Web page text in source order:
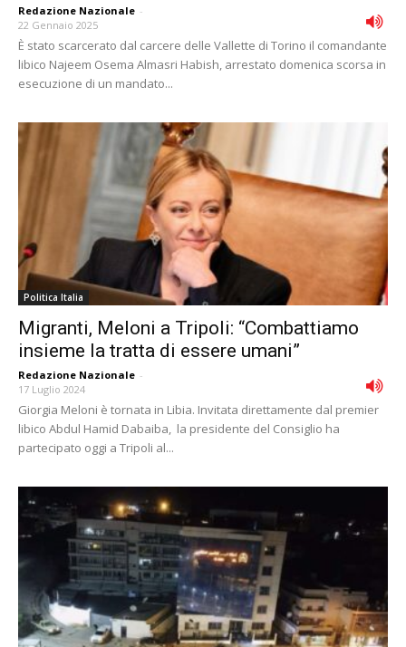
Redazione Nazionale -
22 Gennaio 2025
È stato scarcerato dal carcere delle Vallette di Torino il comandante
libico Najeem Osema Almasri Habish, arrestato domenica scorsa in
esecuzione di un mandato...
Politica Italia
Migranti, Meloni a Tripoli: “Combattiamo
insieme la tratta di essere umani”
Redazione Nazionale -
17 Luglio 2024
Giorgia Meloni è tornata in Libia. Invitata direttamente dal premier
libico Abdul Hamid Dabaiba, la presidente del Consiglio ha
partecipato oggi a Tripoli al...